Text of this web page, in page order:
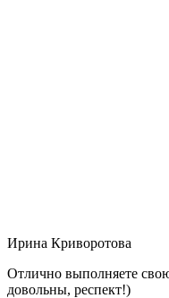
Ирина Криворотова
Отлично выполняете
довольны, респект!)